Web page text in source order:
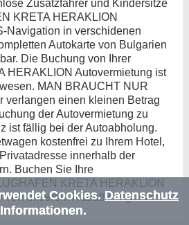
Zusatzfahrer und Kindersitze
KRETA HERAKLION
Navigation in verschidenen
Autokarte von Bulgarien
Die Buchung von Ihrer
HERAKLION Autovermietung ist
MAN BRAUCHT NUR
verlangen einen kleinen Betrag
der Autovermietung zu
ist fällig bei der Autoabholung.
kostenfrei zu Ihrem Hotel,
innerhalb der
Buchen Sie Ihre
KRETA HERAKLION
von unserem Rabatt-Programm
Cookies.Datenschutz